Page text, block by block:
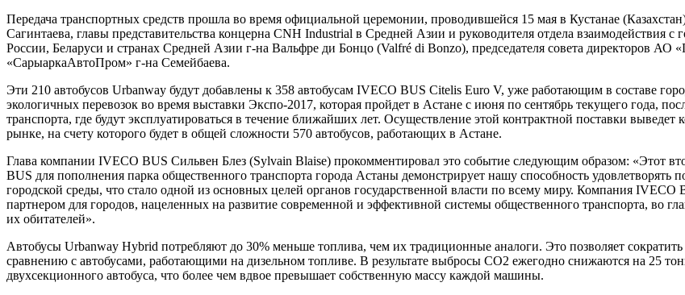
Передача транспортных средств прошла во время официальной церемонии, проводившейся 15 мая в Кустанае
Сагинтаева, главы представительства концерна CNH Industrial в Средней Азии и руководителя отдела взаимодействия
России, Беларуси и странах Средней Азии г-на Вальфре ди Бонцо (Valfré di Bonzo), председателя совета директоров
«СарыаркаАвтоПром» г-на Семейбаева.
Эти 210 автобусов Urbanway будут добавлены к 358 автобусам IVECO BUS Citelis Euro V, уже работающим в составе
экологичных перевозок во время выставки Экспо-2017, которая пройдет в Астане с июня по сентябрь текущего года,
транспорта, где будут эксплуатироваться в течение ближайших лет. Осуществление этой контрактной поставки
рынке, на счету которого будет в общей сложности 570 автобусов, работающих в Астане.
Глава компании IVECO BUS Сильвен Блез (Sylvain Blaise) прокомментировал это событие следующим образом: «Этот
BUS для пополнения парка общественного транспорта города Астаны демонстрирует нашу способность удовлетворять
городской среды, что стало одной из основных целей органов государственной власти по всему миру. Компания IVECO
партнером для городов, нацеленных на развитие современной и эффективной системы общественного транспорта, во
их обитателей».
Автобусы Urbanway Hybrid потребляют до 30% меньше топлива, чем их традиционные аналоги. Это позволяет
сравнению с автобусами, работающими на дизельном топливе. В результате выбросы CO2 ежегодно снижаются на 25
двухсекционного автобуса, что более чем вдвое превышает собственную массу каждой машины.